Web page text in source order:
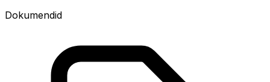
Dokumendid